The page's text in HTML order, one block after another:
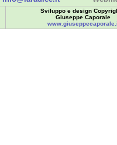
Sviluppo e design
Giuseppe Caporale